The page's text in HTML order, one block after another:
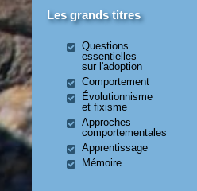
Les grands titres
Questions
essentielles
sur l'adoption
Comportement
Évolutionnisme
et fixisme
Approches
comportementales
Apprentissage
Mémoire